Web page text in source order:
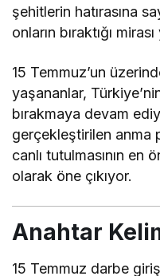
şehitlerin hatırasına
onların bıraktığı
15 Temmuz’un
yaşananlar,
bırakmaya devam
gerçekleştirilen anma
canlı tutulmasının en
olarak öne çıkıyor.
Anahtar
15 Temmuz darbe